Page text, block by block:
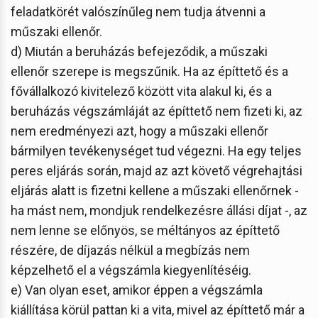
feladatkörét valószínűleg nem tudja átvenni a
műszaki ellenőr.
d) Miután a beruházás befejeződik, a műszaki
ellenőr szerepe is megszűnik. Ha az építtető és a
fővállalkozó kivitelező között vita alakul ki, és a
beruházás végszámláját az építtető nem fizeti ki, az
nem eredményezi azt, hogy a műszaki ellenőr
bármilyen tevékenységet tud végezni. Ha egy teljes
peres eljárás során, majd az azt követő végrehajtási
eljárás alatt is fizetni kellene a műszaki ellenőrnek -
ha mást nem, mondjuk rendelkezésre állási díjat -, az
nem lenne se előnyös, se méltányos az építtető
részére, de díjazás nélkül a megbízás nem
képzelhető el a végszámla kiegyenlítéséig.
e) Van olyan eset, amikor éppen a végszámla
kiállítása körül pattan ki a vita, mivel az építtető már a